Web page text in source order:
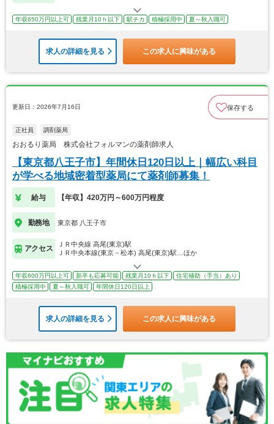
年収650万円以上可 残業月10ｈ以下 駅チカ 積極採用中 夏～秋入職可
求人の詳細を見る この求人に興味がある
更新日：2026年7月16日 保存する
正社員 調剤薬局
おおるり薬局 株式会社フォルマンの薬剤師求人
【東京都八王子市】年間休日120日以上｜幅広い科目
が学べる地域密着型薬局にて薬剤師募集！
給与 【年収】420万円～600万円程度
勤務地 東京都 八王子市
アクセス
ＪＲ中央線 高尾(東京)駅
ＪＲ中央本線(東京－松本) 高尾(東京)駅…ほか
年収600万円以上可 新卒も応募可能 残業月10ｈ以下
住宅補助（手当）あり
積極採用中
夏～秋入職可 年間休日120日以上
求人の詳細を見る この求人に興味がある